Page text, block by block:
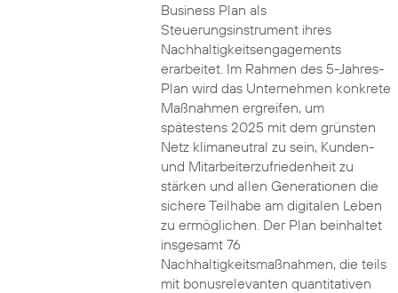
Business Plan als
Steuerungsinstrument ihres
Nachhaltigkeitsengagements
erarbeitet. Im Rahmen des 5-Jahres-
Plan wird das Unternehmen konkrete
Maßnahmen ergreifen, um
spätestens 2025 mit dem grünsten
Netz klimaneutral zu sein, Kunden-
und Mitarbeiterzufriedenheit zu
stärken und allen Generationen die
sichere Teilhabe am digitalen Leben
zu ermöglichen. Der Plan beinhaltet
insgesamt 76
Nachhaltigkeitsmaßnahmen, die teils
mit bonusrelevanten quantitativen